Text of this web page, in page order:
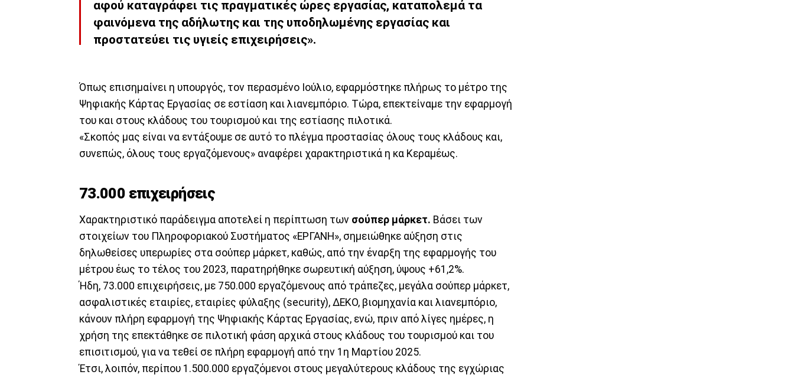
αφού καταγράφει τις πραγματικές ώρες εργασίας, καταπολεμά τα
φαινόμενα της αδήλωτης και της υποδηλωμένης εργασίας και
προστατεύει τις υγιείς επιχειρήσεις».
Όπως επισημαίνει η υπουργός, τον περασμένο Ιούλιο, εφαρμόστηκε πλήρως το μέτρο της
Ψηφιακής Κάρτας Εργασίας σε εστίαση και λιανεμπόριο. Τώρα, επεκτείναμε την εφαρμογή
του και στους κλάδους του τουρισμού και της εστίασης πιλοτικά.
«Σκοπός μας είναι να εντάξουμε σε αυτό το πλέγμα προστασίας όλους τους κλάδους και,
συνεπώς, όλους τους εργαζόμενους» αναφέρει χαρακτηριστικά η κα Κεραμέως.
73.000 επιχειρήσεις
Χαρακτηριστικό παράδειγμα αποτελεί η περίπτωση των σούπερ μάρκετ. Βάσει των
στοιχείων του Πληροφοριακού Συστήματος «ΕΡΓΑΝΗ», σημειώθηκε αύξηση στις
δηλωθείσες υπερωρίες στα σούπερ μάρκετ, καθώς, από την έναρξη της εφαρμογής του
μέτρου έως το τέλος του 2023, παρατηρήθηκε σωρευτική αύξηση, ύψους +61,2%.
Ήδη, 73.000 επιχειρήσεις, με 750.000 εργαζόμενους από τράπεζες, μεγάλα σούπερ μάρκετ,
ασφαλιστικές εταιρίες, εταιρίες φύλαξης (security), ΔΕΚΟ, βιομηχανία και λιανεμπόριο,
κάνουν πλήρη εφαρμογή της Ψηφιακής Κάρτας Εργασίας, ενώ, πριν από λίγες ημέρες, η
χρήση της επεκτάθηκε σε πιλοτική φάση αρχικά στους κλάδους του τουρισμού και του
επισιτισμού, για να τεθεί σε πλήρη εφαρμογή από την 1η Μαρτίου 2025.
Έτσι, λοιπόν, περίπου 1.500.000 εργαζόμενοι στους μεγαλύτερους κλάδους της εγχώριας